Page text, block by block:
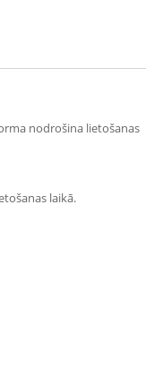
nodrošina lietošanas
laikā.